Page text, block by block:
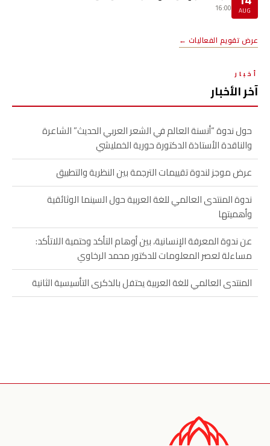
AUG
16:00
عرض تقويم الفعاليات ←
أخبار
آخر الأخبار
حول ندوة “أنسنة العالم في الشعر العربي الحديث” الشاعرة
والناقدة الأستاذة الدكتورة حورية الخمليشي
عرض موجز لندوة تقييمات الترجمة بين النظرية والتطبيق
ندوة المنتدى العالمي للغة العربية حول السينما الوثائقية
وأهميتها
عن ندوة المعرفة الإنسانية، بين أوهام التأكد وحتمية اللاتأكد:
مساءلة لعصر المعلومات للدكتور محمد الرخاوي
المنتدى العالمي للغة العربية يحتفل بالذكرى التأسيسية الثانية